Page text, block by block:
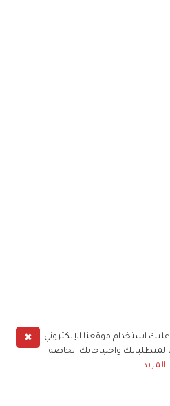
✖
استخدام موقعنا الإلكتروني
لمتطلباتك واحتياجاتك الخاصة
المزيد